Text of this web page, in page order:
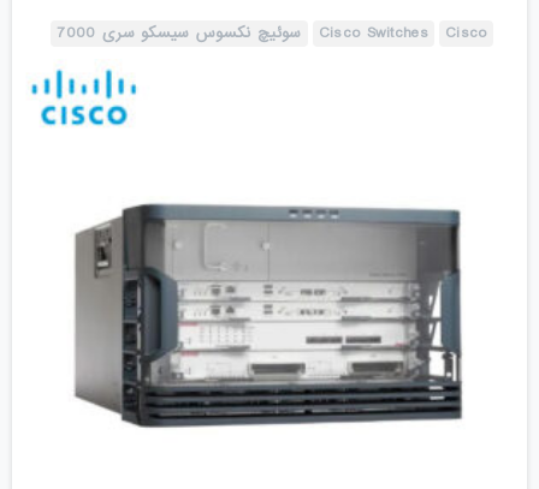
Cisco
Cisco Switches سوئیچ نکسوس سیسکو سری 7000